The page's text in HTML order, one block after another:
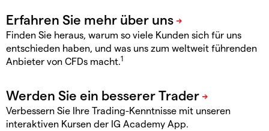
Finden Sie heraus, warum so viele Kunden sich für uns
entschieden haben, und was uns zum weltweit führenden
Anbieter von CFDs macht.1
Verbessern Sie Ihre Trading-Kenntnisse mit unseren
interaktiven Kursen der IG Academy App.